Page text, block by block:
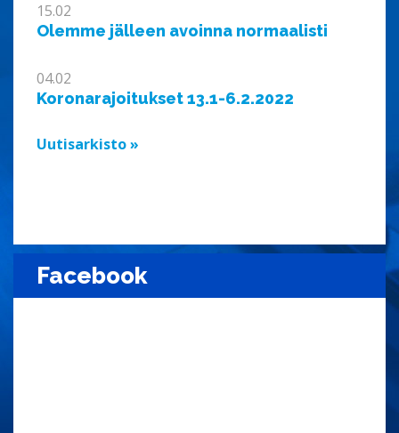
15.02
Olemme jälleen avoinna normaalisti
04.02
Koronarajoitukset 13.1-6.2.2022
Uutisarkisto »
Facebook